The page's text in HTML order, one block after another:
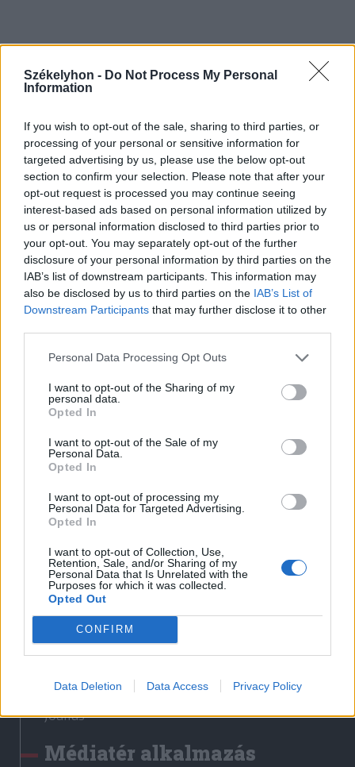
Székelyhon - Do Not Process My Personal
Information
If you wish to opt-out of the sale, sharing to third parties, or
processing of your personal or sensitive information for
targeted advertising by us, please use the below opt-out
section to confirm your selection. Please note that after your
opt-out request is processed you may continue seeing
interest-based ads based on personal information utilized by
us or personal information disclosed to third parties prior to
your opt-out. You may separately opt-out of the further
disclosure of your personal information by third parties on the
IAB’s list of downstream participants. This information may
also be disclosed by us to third parties on the IAB’s List of
Downstream Participants that may further disclose it to other
Personal Data Processing Opt Outs
I want to opt-out of the Sharing of my
personal data.
Opted In
I want to opt-out of the Sale of my
Personal Data.
Opted In
I want to opt-out of processing my
Personal Data for Targeted Advertising.
Opted In
I want to opt-out of Collection, Use,
Retention, Sale, and/or Sharing of my
Personal Data that Is Unrelated with the
Purposes for which it was collected.
Opted Out
CONFIRM
Data Deletion Data Access Privacy Policy
Hasznos
Impresszum
Szerzői jogok
Adatvédelmi tájékoztató
Cookie-kezelési tájékoztató
Hozzászólási szabályzat
Nyomtatott lapjaink archívuma
Székely Hírmondó archívuma
Sütibeállítások
Médiatér
Liget
Krónika
Bihari Napló
Erdélyi Napló
Főtér
Rádió GaGa
Jóállás
Médiatér alkalmazás